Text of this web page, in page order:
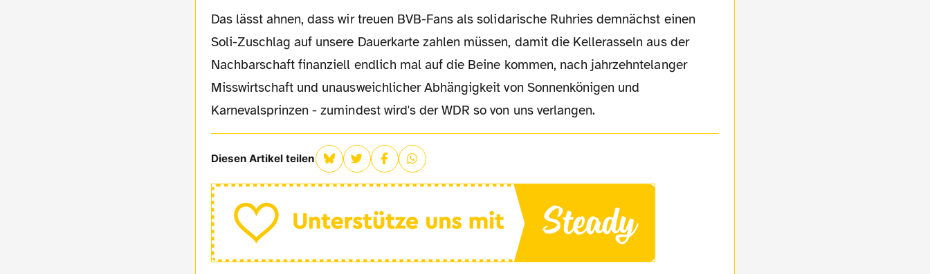
Das lässt ahnen, dass wir treuen BVB-Fans als solidarische Ruhries demnächst einen
Soli-Zuschlag auf unsere Dauerkarte zahlen müssen, damit die Kellerasseln aus der
Nachbarschaft finanziell endlich mal auf die Beine kommen, nach jahrzehntelanger
Misswirtschaft und unausweichlicher Abhängigkeit von Sonnenkönigen und
Karnevalsprinzen - zumindest wird's der WDR so von uns verlangen.
Diesen Artikel teilen